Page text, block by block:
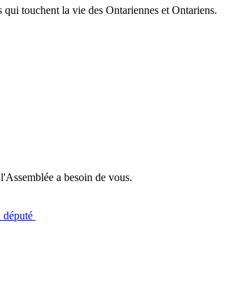
touchent la vie des Ontariennes et Ontariens.
a besoin de vous.
député